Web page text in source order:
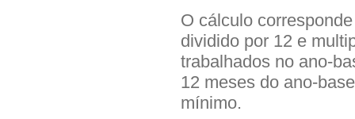
O cálculo
dividido por 12 e
trabalhados no ano-
12 meses do ano-
mínimo.